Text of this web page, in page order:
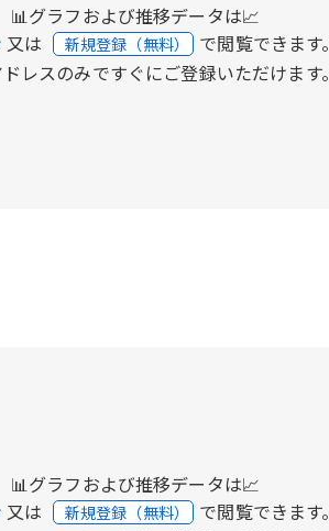
📊グラフおよび推移データは📈
又は 新規登録（無料） で閲覧できます。
レスのみですぐにご登録いただけます。
📊グラフおよび推移データは📈
又は 新規登録（無料） で閲覧できます。